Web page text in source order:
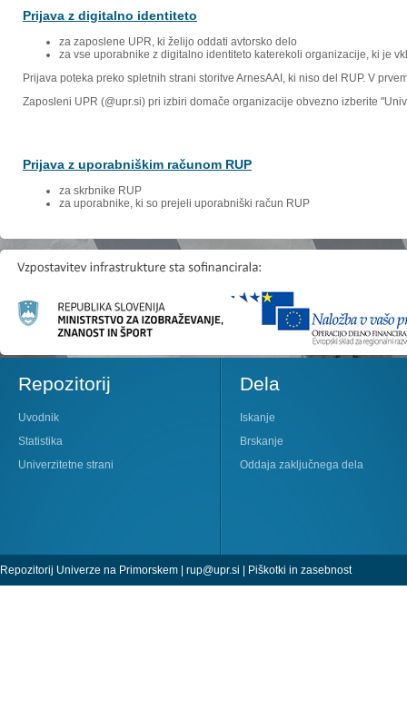
Prijava z digitalno identiteto
za zaposlene UPR, ki želijo oddati avtorsko delo
za vse uporabnike z digitalno identiteto katerekoli organizacije, ki je
Prijava poteka preko spletnih strani storitve ArnesAAI, ki niso del RUP. V
Zaposleni UPR (@upr.si) pri izbiri domače organizacije obvezno izberite
Prijava z uporabniškim računom RUP
za skrbnike RUP
za uporabnike, ki so prejeli uporabniški račun RUP
Repozitorij
Uvodnik
Statistika
Univerzitetne strani
Dela
Iskanje
Brskanje
Oddaja zaključnega dela
Repozitorij Univerze na Primorskem | rup@upr.si | Piškotki in zasebnost